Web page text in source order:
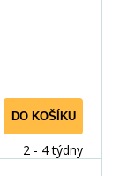
DO KOŠÍKU
2 - 4 týdny